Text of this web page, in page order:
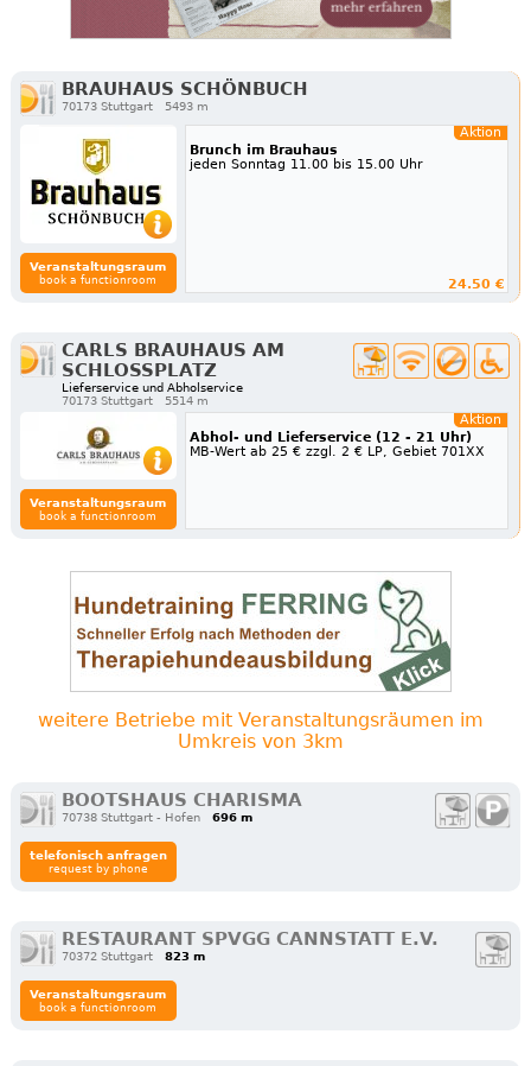
BRAUHAUS SCHÖNBUCH
70173 Stuttgart 5493 m
Veranstaltungsraum
book a functionroom
Aktion
Brunch im Brauhaus
jeden Sonntag 11.00 bis 15.00 Uhr
24.50 €
CARLS BRAUHAUS AM
SCHLOSSPLATZ
Lieferservice und Abholservice
70173 Stuttgart
5514 m
Veranstaltungsraum
book a functionroom
Aktion
Abhol- und Lieferservice (12 - 21 Uhr)
MB-Wert ab 25 € zzgl. 2 € LP, Gebiet 701XX
weitere Betriebe mit Veranstaltungsräumen im
Umkreis von 3km
BOOTSHAUS CHARISMA
70738 Stuttgart - Hofen 696 m
telefonisch anfragen
request by phone
RESTAURANT SPVGG CANNSTATT E.V.
70372 Stuttgart 823 m
Veranstaltungsraum
book a functionroom